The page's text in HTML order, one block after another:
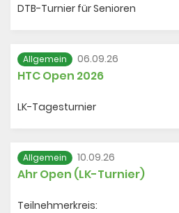
Vorstand
DTB-Turnier für Senioren
Allgemein 06.09.26
HTC Open 2026
LK-Tagesturnier
Allgemein 10.09.26
Ahr Open (LK-Turnier)
Teilnehmerkreis: